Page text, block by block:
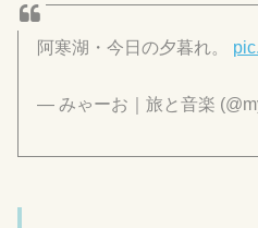
阿寒湖・今日の夕暮れ。
— みゃーお｜旅と音楽